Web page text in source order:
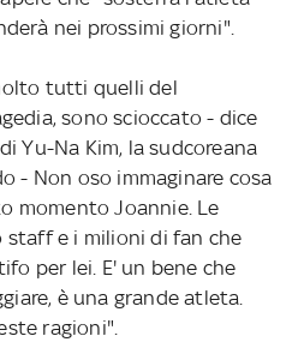
nei prossimi giorni".
tutti quelli del
sono scioccato - dice
Yu-Na Kim, la sudcoreana
- Non oso immaginare cosa
momento Joannie. Le
staff e i milioni di fan che
per lei. E' un bene che
è una grande atleta.
ragioni".